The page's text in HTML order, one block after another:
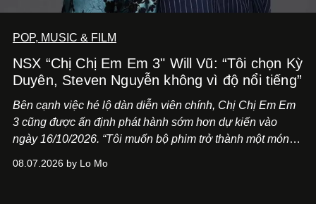
POP, MUSIC & FILM
NSX “Chị Chị Em Em 3" Will Vũ: “Tôi chọn Kỳ
Duyên, Steven Nguyễn không vì độ nổi tiếng”
Bên cạnh việc hé lộ dàn diễn viên chính, Chị Chị Em Em
3 cũng được ấn định phát hành sớm hơn dự kiến vào
ngày 16/10/2026. “Tôi muốn bộ phim trở thành một món
Việt Nam”, NSX Will Vũ cho biết.
08.07.2026 by Lo Mo